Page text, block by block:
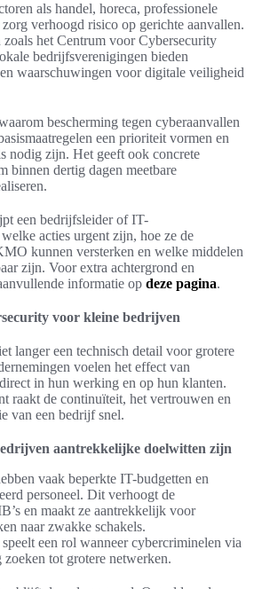
als handel, horeca, professionele
verhoogd risico op gerichte aanvallen.
het Centrum voor Cybersecurity
bedrijfsverenigingen bieden
waarschuwingen voor digitale veiligheid
bescherming tegen cyberaanvallen
een prioriteit vormen en
nodig zijn. Het geeft ook concrete
binnen dertig dagen meetbare
een bedrijfsleider of IT-
acties urgent zijn, hoe ze de
kunnen versterken en welke middelen
zijn. Voor extra achtergrond en
informatie op deze pagina.
voor kleine bedrijven
langer een technisch detail voor grotere
voelen het effect van
in hun werking en op hun klanten.
raakt de continuïteit, het vertrouwen en
van een bedrijf snel.
aantrekkelijke doelwitten zijn
vaak beperkte IT-budgetten en
personeel. Dit verhoogt de
en maakt ze aantrekkelijk voor
naar zwakke schakels.
een rol wanneer cybercriminelen via
tot grotere netwerken.